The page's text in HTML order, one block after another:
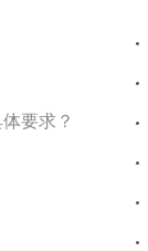
求？